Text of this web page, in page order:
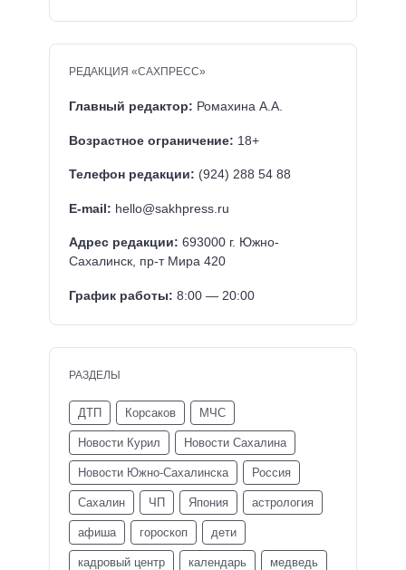
РЕДАКЦИЯ «САХПРЕСС»
Главный редактор: Ромахина А.А.
Возрастное ограничение: 18+
Телефон редакции: (924) 288 54 88
E-mail: hello@sakhpress.ru
Адрес редакции: 693000 г. Южно-
Сахалинск, пр-т Мира 420
График работы: 8:00 — 20:00
РАЗДЕЛЫ
ДТП Корсаков МЧС
Новости Курил Новости Сахалина
Новости Южно-Сахалинска Россия
Сахалин ЧП Япония астрология
афиша гороскоп дети
кадровый центр календарь медведь